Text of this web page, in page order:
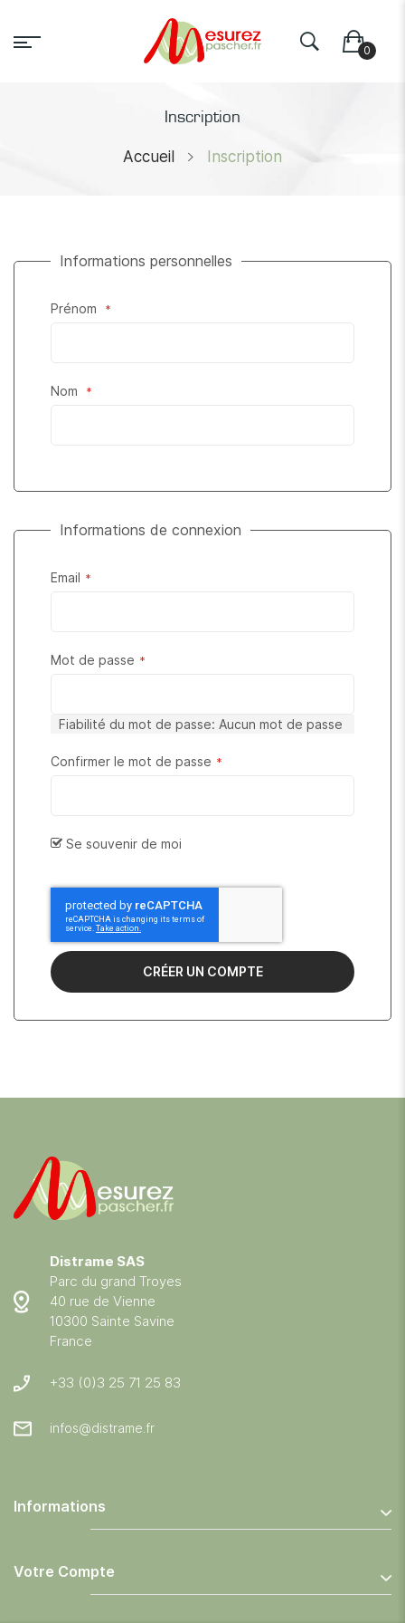
Inscription
Accueil Inscription
Informations personnelles
Prénom
Nom
Informations de connexion
Email
Mot de passe
Fiabilité du mot de passe: Aucun mot de passe
Confirmer le mot de passe
Se souvenir de moi
CRÉER UN COMPTE
Distrame SAS
Parc du grand Troyes
40 rue de Vienne
10300 Sainte Savine
France
+33 (0)3 25 71 25 83
infos@distrame.fr
Informations
Votre Compte